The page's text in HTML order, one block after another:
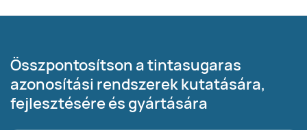
Összpontosítson a tintasugaras
azonosítási rendszerek kutatására,
fejlesztésére és gyártására